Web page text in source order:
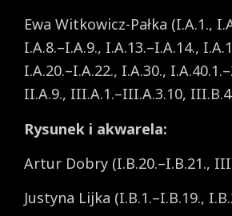
Ewa Witkowicz-Pałka (I.A.1.,
I.A.8.–I.A.9., I.A.13.–I.A.14.,
I.A.20.–I.A.22., I.A.30.,
II.A.9., III.A.1.–III.A.3.10,
Rysunek i akwarela:
Artur Dobry (I.B.20.–I.B.21.,
Justyna Lijka (I.B.1.–I.B.19.,